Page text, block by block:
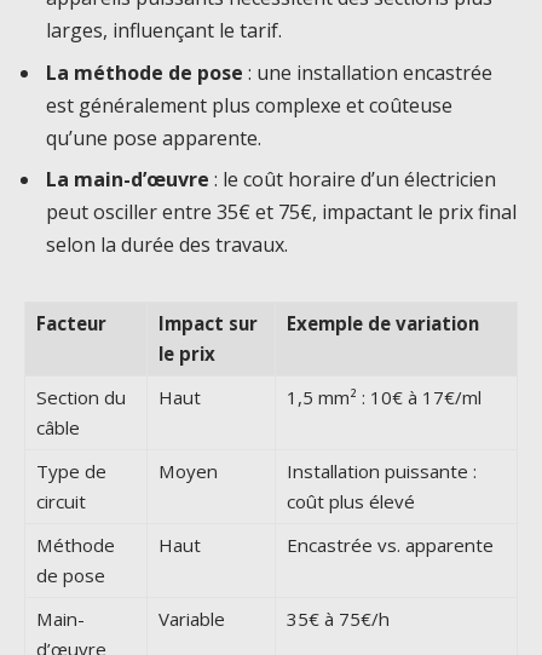
larges, influençant le tarif.
La méthode de pose : une installation encastrée
est généralement plus complexe et coûteuse
qu’une pose apparente.
La main-d’œuvre : le coût horaire d’un électricien
peut osciller entre 35€ et 75€, impactant le prix final
selon la durée des travaux.
Facteur
Impact sur
le prix
Exemple de variation
Section du
câble
Haut 1,5 mm² : 10€ à 17€/ml
Type de
circuit
Moyen
Installation puissante :
coût plus élevé
Méthode
de pose
Haut Encastrée vs. apparente
Main-
d’œuvre
Variable 35€ à 75€/h